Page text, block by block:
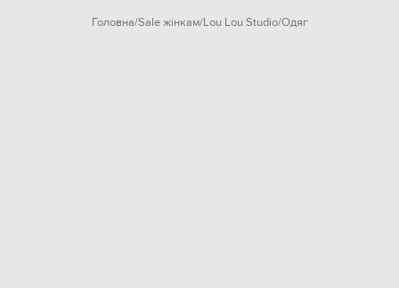
Головна Sale жінкам Lou Lou Studio Одяг